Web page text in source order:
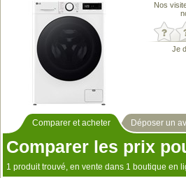
Nos
Je
Comparer et acheter Déposer un
Comparer les prix
1 produit trouvé, en vente dans 1 boutique en